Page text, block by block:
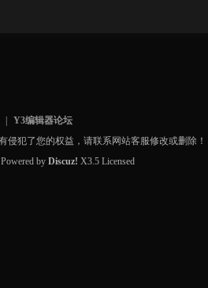
Y3编辑器论坛
犯了您的权益，请联系网站客服修改或删除！
byDiscuz! X3.5 Licensed